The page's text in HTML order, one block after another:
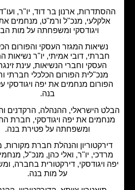
ארנון בר דוד, יו"ר, ועו"ד אופיר
מנכ"ל ורמ"ט, מנחמים את יפה
ויגודסקי ומשפחתה על מות הבן.
נשיאות המגזר העסקי והפורום הכלכלי
חברתי, דובי אמיתי, יו"ר נשיאות המגזר
העסקי וחברי הנשיאות, עינת זינגר דן,
מנכ"לית הפורום הכלכלי חברתי וחברי
מנחמים את יפה ויגודסקי על מות
הישראלי, ההנהלה, הרקדנים והעובדים
את יפה ויגודסקי, חברת ההנהלה,
ומשפחתה על פטירת בנה.
והנהלת חברת מקורות, מרדכי
יו"ר, ואלי כהן, מנכ"ל, מנחמים את
ויגודסקי, דירקטורית בחברה, ומשפחתה
על מות בנה.